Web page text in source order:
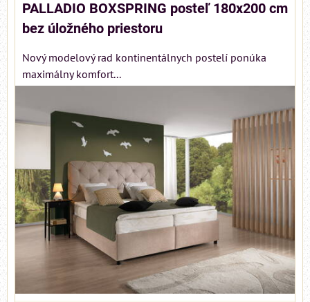
PALLADIO BOXSPRING posteľ 180x200 cm
bez úložného priestoru
Nový modelový rad kontinentálnych postelí ponúka
maximálny komfort...